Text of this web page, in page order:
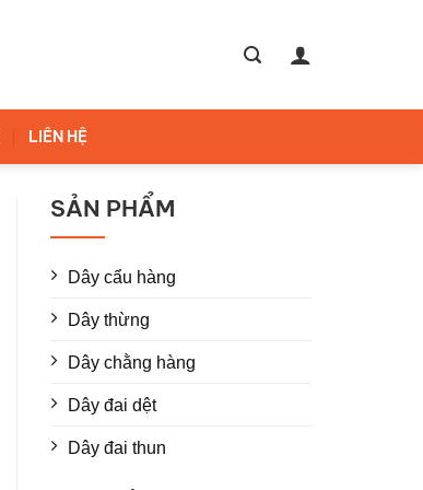
LIÊN HỆ
SẢN PHẨM
Dây cẩu hàng
Dây thừng
Dây chằng hàng
Dây đai dệt
Dây đai thun